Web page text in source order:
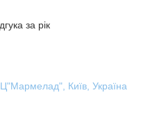
за рік
Київ, Україна